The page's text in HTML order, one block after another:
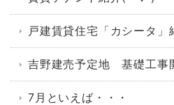
戸建賃貸住宅「カシータ
吉野建売予定地 基礎工事
7月といえば・・・